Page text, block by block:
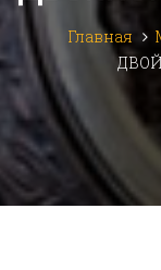
Главная